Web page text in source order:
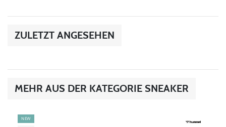
ZULETZT ANGESEHEN
MEHR AUS DER KATEGORIE SNEAKER
NEW